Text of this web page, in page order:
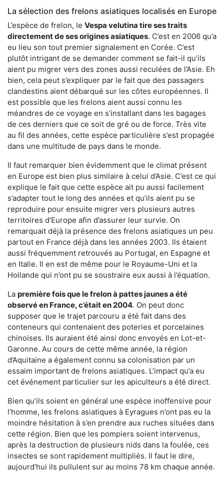
La sélection des frelons asiatiques localisés en Europe
L’espèce de frelon, le Vespa velutina tire ses traits
directement de ses origines asiatiques. C’est en 2006 qu’a
eu lieu son tout premier signalement en Corée. C’est
plutôt intrigant de se demander comment se fait-il qu’ils
aient pu migrer vers des zones aussi reculées de l’Asie. Eh
bien, cela peut s’expliquer par le fait que des passagers
clandestins aient débarqué sur les côtes européennes. Il
est possible que les frelons aient aussi connu les
méandres de ce voyage en s’installant dans les bagages
de ces derniers que ce soit de gré ou de force. Très vite
au fil des années, cette espèce particulière s’est propagée
dans une multitude de pays dans le monde.
Il faut remarquer bien évidemment que le climat présent
en Europe est bien plus similaire à celui d’Asie. C’est ce qui
explique le fait que cette espèce ait pu aussi facilement
s’adapter tout le long des années et qu’ils aient pu se
reproduire pour ensuite migrer vers plusieurs autres
territoires d’Europe afin d’assurer leur survie. On
remarquait déjà la présence des frelons asiatiques un peu
partout en France déjà dans les années 2003. Ils étaient
aussi fréquemment retrouvés au Portugal, en Espagne et
en Italie. Il en est de même pour le Royaume-Uni et la
Hollande qui n’ont pu se soustraire eux aussi à l’équation.
La première fois que le frelon à pattes jaunes a été
observé en France, c’était en 2004. On peut donc
supposer que le trajet parcouru a été fait dans des
conteneurs qui contenaient des poteries et porcelaines
chinoises. Ils auraient été ainsi donc envoyés en Lot-et-
Garonne. Au cours de cette même année, la région
d’Aquitaine a également connu sa colonisation par un
essaim important de frelons asiatiques. L’impact qu’a eu
cet événement particulier sur les apiculteurs a été direct.
Bien qu’ils soient en général une espèce inoffensive pour
l’homme, les frelons asiatiques à Eyragues n’ont pas eu la
moindre hésitation à s’en prendre aux ruches situées dans
cette région. Bien que les pompiers soient intervenus,
après la destruction de plusieurs nids dans la foulée, ces
insectes se sont rapidement multipliés. Il faut le dire,
aujourd’hui ils pullulent sur au moins 78 km chaque année.